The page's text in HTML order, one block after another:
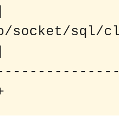
socket/sql/